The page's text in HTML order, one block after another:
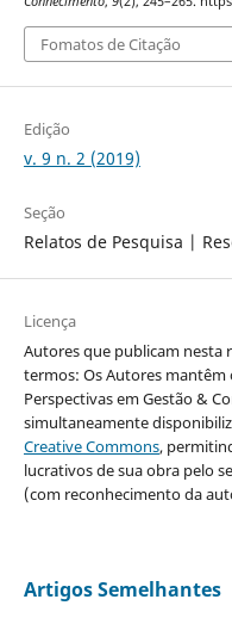
Fomatos de Citação
Edição
v. 9 n. 2 (2019)
Seção
Relatos de Pesquisa |
Licença
Autores que publicam nesta
termos: Os Autores mantêm
Perspectivas em Gestão &
simultaneamente
Creative Commons,
lucrativos de sua obra pelo
(com reconhecimento da
Artigos Semelhantes